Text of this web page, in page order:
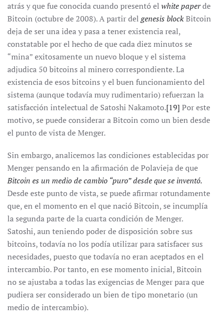
atrás y que fue conocida cuando presentó el white paperde
Bitcoin (octubre de 2008). A partir del genesis blockBitcoin
deja de ser una idea y pasa a tener existencia real,
constatable por el hecho de que cada diez minutos se
“mina” exitosamente un nuevo bloque y el sistema
adjudica 50 bitcoins al minero correspondiente. La
existencia de esos bitcoins y el buen funcionamiento del
sistema (aunque todavía muy rudimentario) refuerzan la
satisfacción intelectual de Satoshi Nakamoto.[19] Por este
motivo, se puede considerar a Bitcoin como un bien desde
el punto de vista de Menger.
Sin embargo, analicemos las condiciones establecidas por
Menger pensando en la afirmación de Polavieja de que
Bitcoin es un medio de cambio “puro”desde que se inventó.
Desde este punto de vista, se puede afirmar rotundamente
que, en el momento en el que nació Bitcoin, se incumplía
la segunda parte de la cuarta condición de Menger.
Satoshi, aun teniendo poder de disposición sobre sus
bitcoins, todavía no los podía utilizar para satisfacer sus
necesidades, puesto que todavía no eran aceptados en el
intercambio. Por tanto, en ese momento inicial, Bitcoin
no se ajustaba a todas las exigencias de Menger para que
pudiera ser considerado un bien de tipo monetario (un
medio de intercambio).